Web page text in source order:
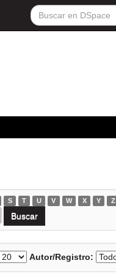
S T U V W X Y Z
Autor/Registro: